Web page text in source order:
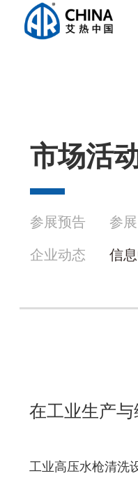
市场活
参展预告 参
企业动态 信
在工业生产
重的地位。
工业高压水枪清洗